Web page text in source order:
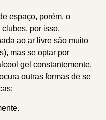
espaço, porém, o
por isso,
ao ar livre são muito
mas se optar por
gel constantemente.
outras formas de se